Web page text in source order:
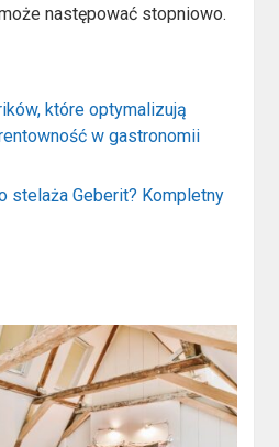
następować stopniowo.
które optymalizują
w gastronomii
stelaża Geberit? Kompletny